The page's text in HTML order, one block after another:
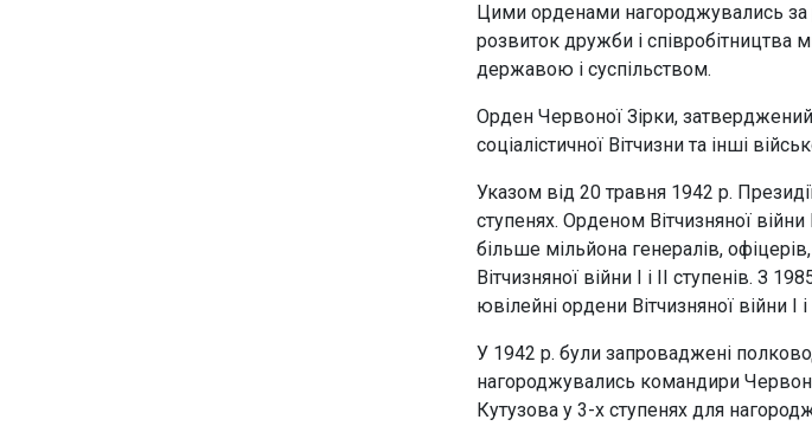
Цими орденами нагороджувались за
розвиток дружби і співробітництва
державою і суспільством.
Орден Червоної Зірки, затверджений
соціалістичної Вітчизни та інші
Указом від 20 травня 1942 р.
ступенях. Орденом Вітчизняної
більше мільйона генералів,
Вітчизняної війни І і ІІ ступенів. З
ювілейні ордени Вітчизняної війни І і
У 1942 р. були запроваджені
нагороджувались командири
Кутузова у 3-х ступенях для